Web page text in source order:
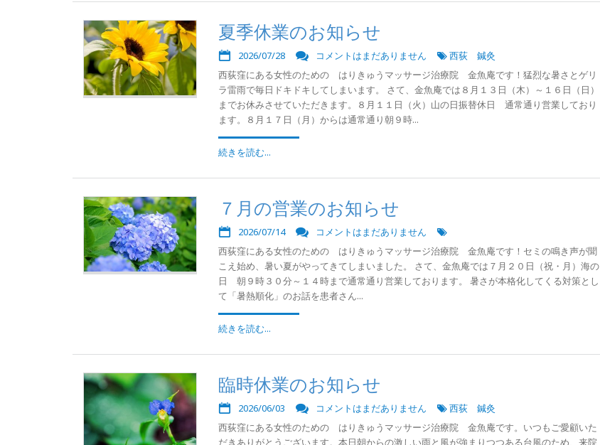
夏季休業のお知らせ
2026/07/28 コメントはまだありません
西荻 鍼灸
西荻窪にある女性のための はりきゅうマッサージ治療院 金魚庵です！猛烈な暑さとゲリ
ラ雷雨で毎日ドキドキしてしまいます。 さて、金魚庵では８月１３日（木）～１６日（日）
までお休みさせていただきます。８月１１日（火）山の日振替休日 通常通り営業しており
ます。８月１７日（月）からは通常通り朝９時...
続きを読む...
７月の営業のお知らせ
2026/07/14
コメントはまだありません
西荻窪にある女性のための はりきゅうマッサージ治療院 金魚庵です！セミの鳴き声が聞
こえ始め、暑い夏がやってきてしまいました。 さて、金魚庵では７月２０日（祝・月）海の
日 朝９時３０分～１４時まで通常通り営業しております。 暑さが本格化してくる対策とし
て「暑熱順化」のお話を患者さん...
続きを読む...
臨時休業のお知らせ
2026/06/03 コメントはまだありません
西荻 鍼灸
西荻窪にある女性のための はりきゅうマッサージ治療院 金魚庵です。いつもご愛顧いた
だきありがとうございます。本日朝からの激しい雨と風が強まりつつある台風のため、来院